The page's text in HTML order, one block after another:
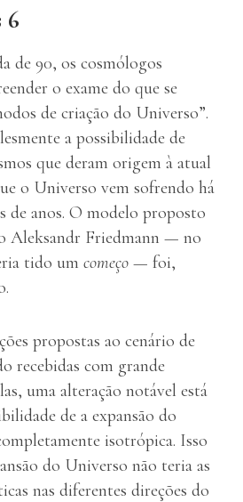
6
de 90, os cosmólogos
o exame do que se
de criação do Universo”.
a possibilidade de
que deram origem à atual
o Universo vem sofrendo há
de anos. O modelo proposto
Aleksandr Friedmann — no
tido um começo — foi,
propostas ao cenário de
recebidas com grande
uma alteração notável está
de a expansão do
isotrópica. Isso
do Universo não teria as
nas diferentes direções do